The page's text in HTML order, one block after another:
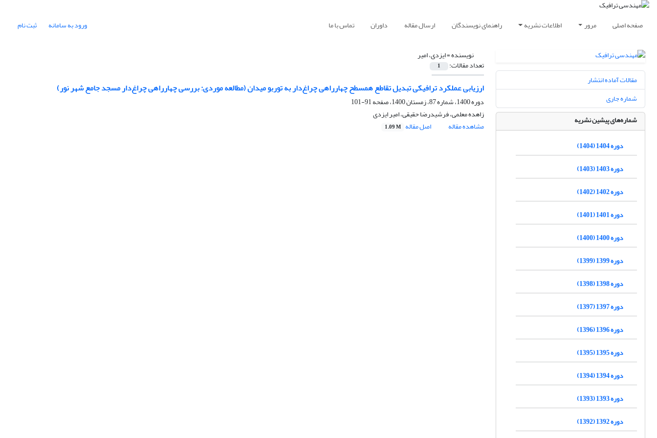
صفحه اصلی مرور اطلاعات نشریه راهنمای نویسندگان ارسال مقاله داوران تماس با ما ورود به سامانه ثبت نام
نویسنده =ایزدی، امیر
تعداد مقالات: 1
ارزیابی عملکرد ترافیکی تبدیل تقاطع‌ همسطح چهارراهی چراغ‌دار به توربو میدان (مطالعه موردی: بررسی چهارراهی چراغ‌دار مسجد جامع شهر نور)
دوره 1400، شماره 87، زمستان 1400، صفحه
91-101
زاهده معلمی، فرشیدرضا حقیقی، امیر ایزدی
مشاهده مقاله
اصل مقاله 1.09 M
مقالات آماده انتشار
شماره جاری
شماره‌های پیشین نشریه
دوره 1404 (1404)
دوره 1403 (1403)
دوره 1402 (1402)
دوره 1401 (1401)
دوره 1400 (1400)
دوره 1399 (1399)
دوره 1398 (1398)
دوره 1397 (1397)
دوره 1396 (1396)
دوره 1395 (1395)
دوره 1394 (1394)
دوره 1393 (1393)
دوره 1392 (1392)